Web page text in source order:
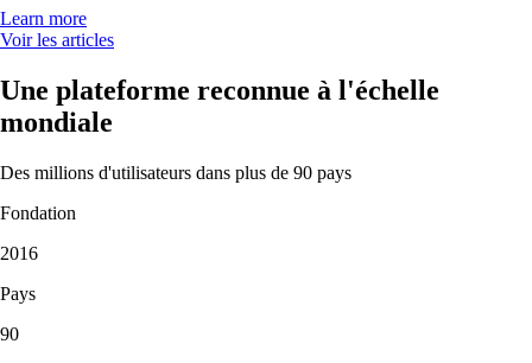
Learn more
Voir les articles
Une plateforme reconnue à l'échelle
mondiale
Des millions d'utilisateurs dans plus de 90 pays
Fondation
2016
Pays
90